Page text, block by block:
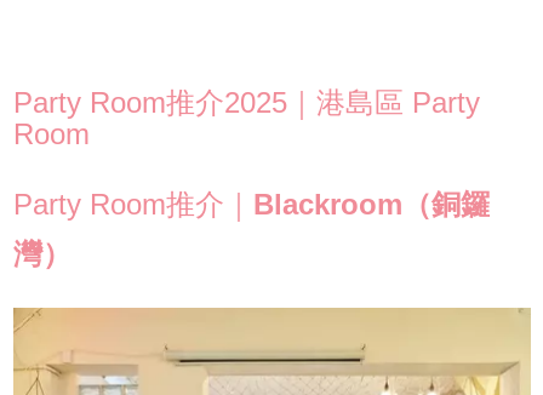
Party Room推介2025｜港島區 Party
Room
Party Room推介｜ Blackroom（銅鑼
灣）